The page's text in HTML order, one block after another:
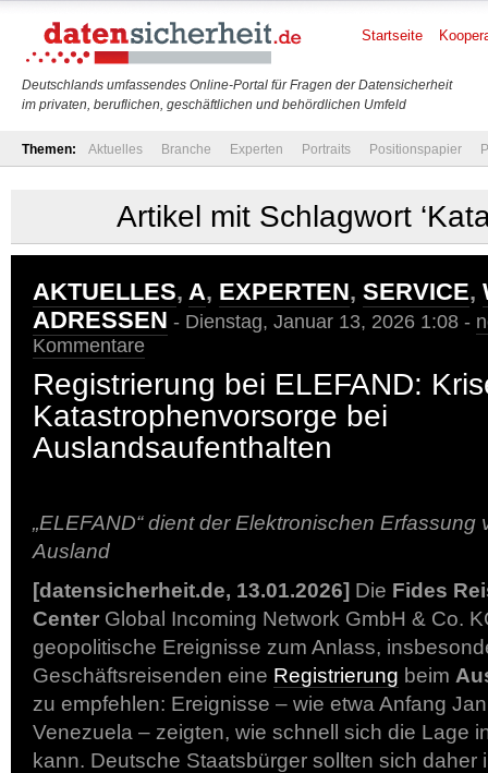
Deutschlands umfassendes Online-Portal für Fragen der Datensicherheit
im privaten, beruflichen, geschäftlichen und behördlichen Umfeld
Startseite
Themen: Aktuelles Branche Experten Portraits Positionspapier
Artikel mit Schlagwort
AKTUELLES, A, EXPERTEN, SERVICE,
ADRESSEN - Dienstag, Januar 13, 2026 1:08 -
Kommentare
Registrierung bei ELEFAND:
Katastrophenvorsorge bei
Auslandsaufenthalten
„ELEFAND“ dient der Elektronischen Erfassung
Ausland
[datensicherheit.de, 13.01.2026] Die Fides
Center Global Incoming Network GmbH & Co.
geopolitische Ereignisse zum Anlass,
Geschäftsreisenden eine Registrierung beim
zu empfehlen: Ereignisse – wie etwa Anfang
Venezuela – zeigten, wie schnell sich die Lage
kann. Deutsche Staatsbürger sollten sich daher